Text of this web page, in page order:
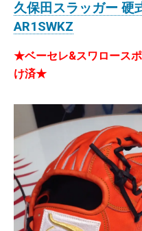
久保田スラッガー 硬
AR1SWKZ
★ベーセレ&スワロース
け済★